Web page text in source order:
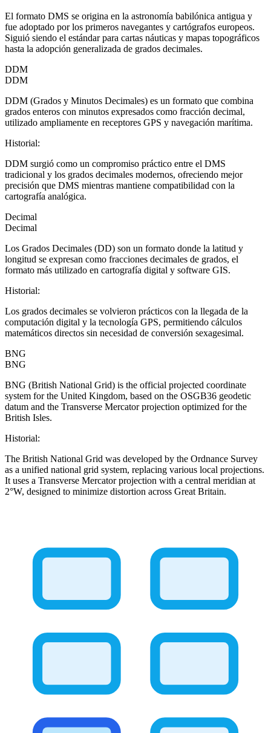
El formato DMS se origina en la astronomía babilónica antigua y
fue adoptado por los primeros navegantes y cartógrafos europeos.
Siguió siendo el estándar para cartas náuticas y mapas topográficos
hasta la adopción generalizada de grados decimales.
DDM
DDM
DDM (Grados y Minutos Decimales) es un formato que combina
grados enteros con minutos expresados como fracción decimal,
utilizado ampliamente en receptores GPS y navegación marítima.
Historial:
DDM surgió como un compromiso práctico entre el DMS
tradicional y los grados decimales modernos, ofreciendo mejor
precisión que DMS mientras mantiene compatibilidad con la
cartografía analógica.
Decimal
Decimal
Los Grados Decimales (DD) son un formato donde la latitud y
longitud se expresan como fracciones decimales de grados, el
formato más utilizado en cartografía digital y software GIS.
Historial:
Los grados decimales se volvieron prácticos con la llegada de la
computación digital y la tecnología GPS, permitiendo cálculos
matemáticos directos sin necesidad de conversión sexagesimal.
BNG
BNG
BNG (British National Grid) is the official projected coordinate
system for the United Kingdom, based on the OSGB36 geodetic
datum and the Transverse Mercator projection optimized for the
British Isles.
Historial:
The British National Grid was developed by the Ordnance Survey
as a unified national grid system, replacing various local projections.
It uses a Transverse Mercator projection with a central meridian at
2°W, designed to minimize distortion across Great Britain.